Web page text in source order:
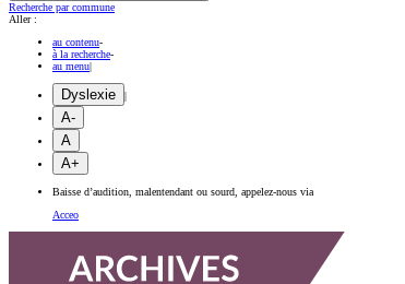
Recherche par commune
Aller :
au contenu-
à la recherche-
au menu
Dyslexie
A-
A
A+
Baisse d’audition, malentendant ou sourd, appelez-nous via
Acceo